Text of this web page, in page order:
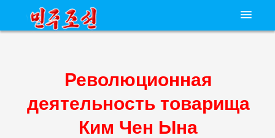
Революционная
деятельность товарища
Ким Чен Ына